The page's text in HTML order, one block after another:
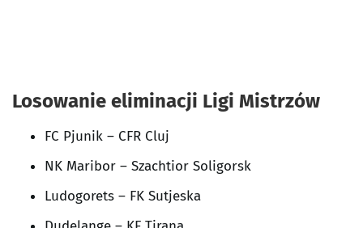
Losowanie eliminacji Ligi Mistrzów
FC Pjunik – CFR Cluj
NK Maribor – Szachtior Soligorsk
Ludogorets – FK Sutjeska